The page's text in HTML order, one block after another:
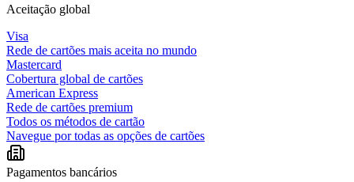
Aceitação global
Visa
Rede de cartões mais aceita no mundo
Mastercard
Cobertura global de cartões
American Express
Rede de cartões premium
Todos os métodos de cartão
Navegue por todas as opções de cartões
Pagamentos bancários